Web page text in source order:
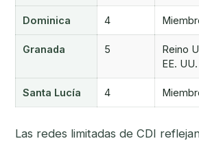
Dominica 4
Granada 5
Reino
EE.
Santa Lucía 4
Las redes limitadas de CDI